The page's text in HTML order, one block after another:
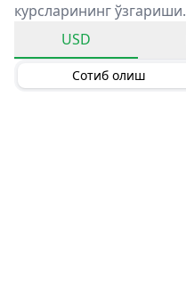
курсларининг ўзгариши.
USD
Сотиб олиш